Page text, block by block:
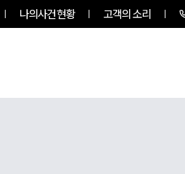
나의사건현황 고객의 소리